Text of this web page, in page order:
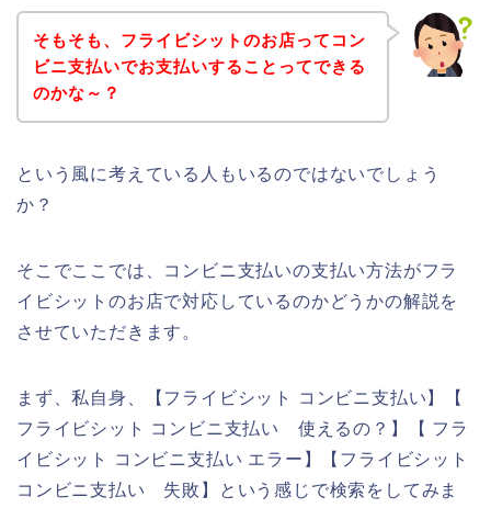
そもそも、フライビシットのお店ってコン
ビニ支払いでお支払いすることってできる
のかな～？
という風に考えている人もいるのではないでしょう
か？
そこでここでは、コンビニ支払いの支払い方法がフラ
イビシットのお店で対応しているのかどうかの解説を
させていただきます。
まず、私自身、【フライビシット コンビニ支払い】【
フライビシット コンビニ支払い 使えるの？】【 フラ
イビシット コンビニ支払い エラー】【フライビシット
コンビニ支払い 失敗】という感じで検索をしてみま